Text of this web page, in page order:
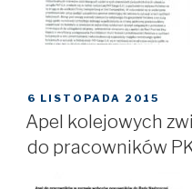
OPUBLIKOWANE
W
6 LISTOPADA 2015
Apel kolejowych
do pracowników